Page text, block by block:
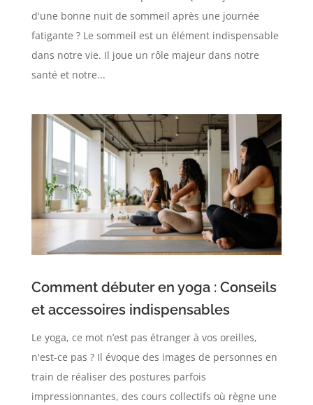
d'une bonne nuit de sommeil après une journée
fatigante ? Le sommeil est un élément indispensable
dans notre vie. Il joue un rôle majeur dans notre
santé et notre...
Comment débuter en yoga : Conseils
et accessoires indispensables
Le yoga, ce mot n’est pas étranger à vos oreilles,
n'est-ce pas ? Il évoque des images de personnes en
train de réaliser des postures parfois
impressionnantes, des cours collectifs où règne une